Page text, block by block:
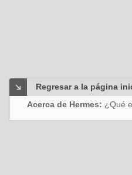
Regresar a la página
Acerca de Hermes: ¿Qué